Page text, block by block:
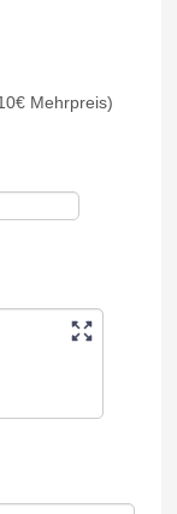
Mehrpreis)